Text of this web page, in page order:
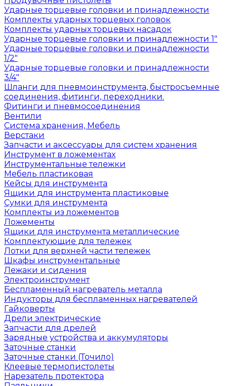
Ударные торцевые головки и принадлежности
Комплекты ударных торцевых головок
Комплекты ударных торцевых насадок
Ударные торцевые головки и принадлежности 1"
Ударные торцевые головки и принадлежности
1/2"
Ударные торцевые головки и принадлежности
3/4"
Шланги для пневмоинструмента, быстросъемные
соединения, фитинги, переходники.
Фитинги и пневмосоединения
Вентили
Система хранения, Мебель
Верстаки
Запчасти и аксессуары для систем хранения
Инструмент в ложементах
Инструментальные тележки
Мебель пластиковая
Кейсы для инструмента
Ящики для инструмента пластиковые
Сумки для инструмента
Комплекты из ложементов
Ложементы
Ящики для инструмента металлические
Комплектующие для тележек
Лотки для верхней части тележек
Шкафы инструментальные
Лежаки и сидения
Электроинструмент
Беспламенный нагреватель металла
Индукторы для беспламенных нагревателей
Гайковерты
Дрели электрические
Запчасти для дрелей
Зарядные устройства и аккумуляторы
Заточные станки
Заточные станки (Точило)
Клеевые термопистолеты
Нарезатель протектора